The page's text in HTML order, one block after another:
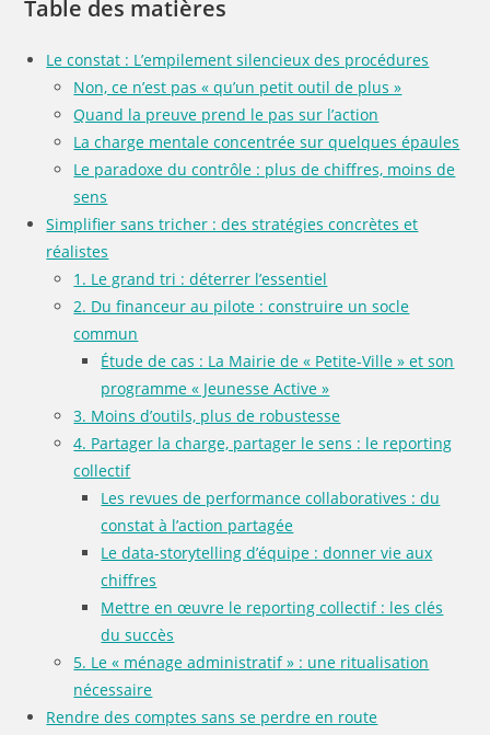
Table des matières
Le constat : L’empilement silencieux des procédures
Non, ce n’est pas « qu’un petit outil de plus »
Quand la preuve prend le pas sur l’action
La charge mentale concentrée sur quelques épaules
Le paradoxe du contrôle : plus de chiffres, moins de
sens
Simplifier sans tricher : des stratégies concrètes et
réalistes
1. Le grand tri : déterrer l’essentiel
2. Du financeur au pilote : construire un socle
commun
Étude de cas : La Mairie de « Petite-Ville » et son
programme « Jeunesse Active »
3. Moins d’outils, plus de robustesse
4. Partager la charge, partager le sens : le reporting
collectif
Les revues de performance collaboratives : du
constat à l’action partagée
Le data-storytelling d’équipe : donner vie aux
chiffres
Mettre en œuvre le reporting collectif : les clés
du succès
5. Le « ménage administratif » : une ritualisation
nécessaire
Rendre des comptes sans se perdre en route